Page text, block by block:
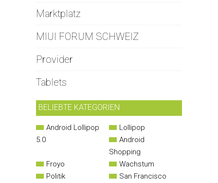
Marktplatz
MIUI FORUM SCHWEIZ
Provider
Tablets
BELIEBTE KATEGORIEN
Android Lollipop
5.0
Lollipop
Android
Shopping
Froyo
Wachstum
Politik
San Francisco